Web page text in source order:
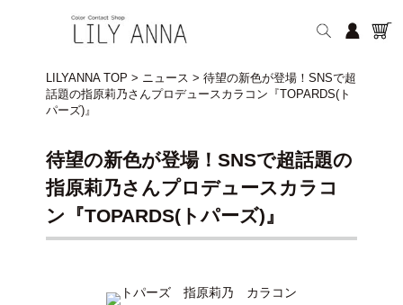
LILYANNA TOP > ニュース > 待望の新色が登場！SNSで超
話題の指原莉乃さんプロデュースカラコン『TOPARDS(ト
パーズ)』
待望の新色が登場！SNSで超話題の
指原莉乃さんプロデュースカラコ
ン『TOPARDS(トパーズ)』